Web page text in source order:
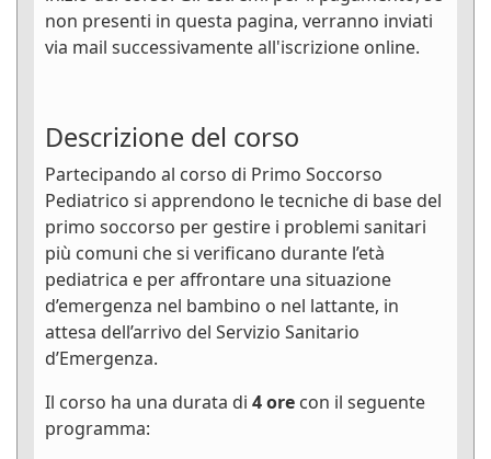
non presenti in questa pagina, verranno inviati
via mail successivamente all'iscrizione online.
Descrizione del corso
Partecipando al corso di Primo Soccorso
Pediatrico si apprendono le tecniche di base del
primo soccorso per gestire i problemi sanitari
più comuni che si verificano durante l’età
pediatrica e per affrontare una situazione
d’emergenza nel bambino o nel lattante, in
attesa dell’arrivo del Servizio Sanitario
d’Emergenza.
Il corso ha una durata di 4 ore con il seguente
programma: